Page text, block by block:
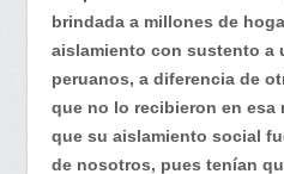
brindada a millones de
aislamiento con sustento a
peruanos, a diferencia de
que no lo recibieron en esa
que su aislamiento social
de nosotros, pues tenían